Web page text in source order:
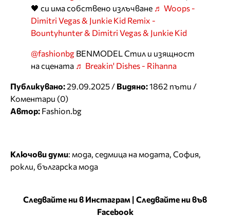
🖤 си има собствено излъчване ♬ Woops -
Dimitri Vegas & Junkie Kid Remix -
Bountyhunter & Dimitri Vegas & Junkie Kid
@fashionbg BENMODEL Стил и изящност
на сцената ♬ Breakin' Dishes - Rihanna
Публикувано:29.09.2025 / Видяно:1862 пъти /
Коментари (0)
Автор: Fashion.bg
Ключови думи: мода, седмица на модата, София,
рокли, българска мода
Следвайте ни в Инстаграм | Следвайте ни във
Facebook